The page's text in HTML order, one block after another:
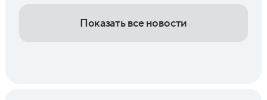
Показать все новости